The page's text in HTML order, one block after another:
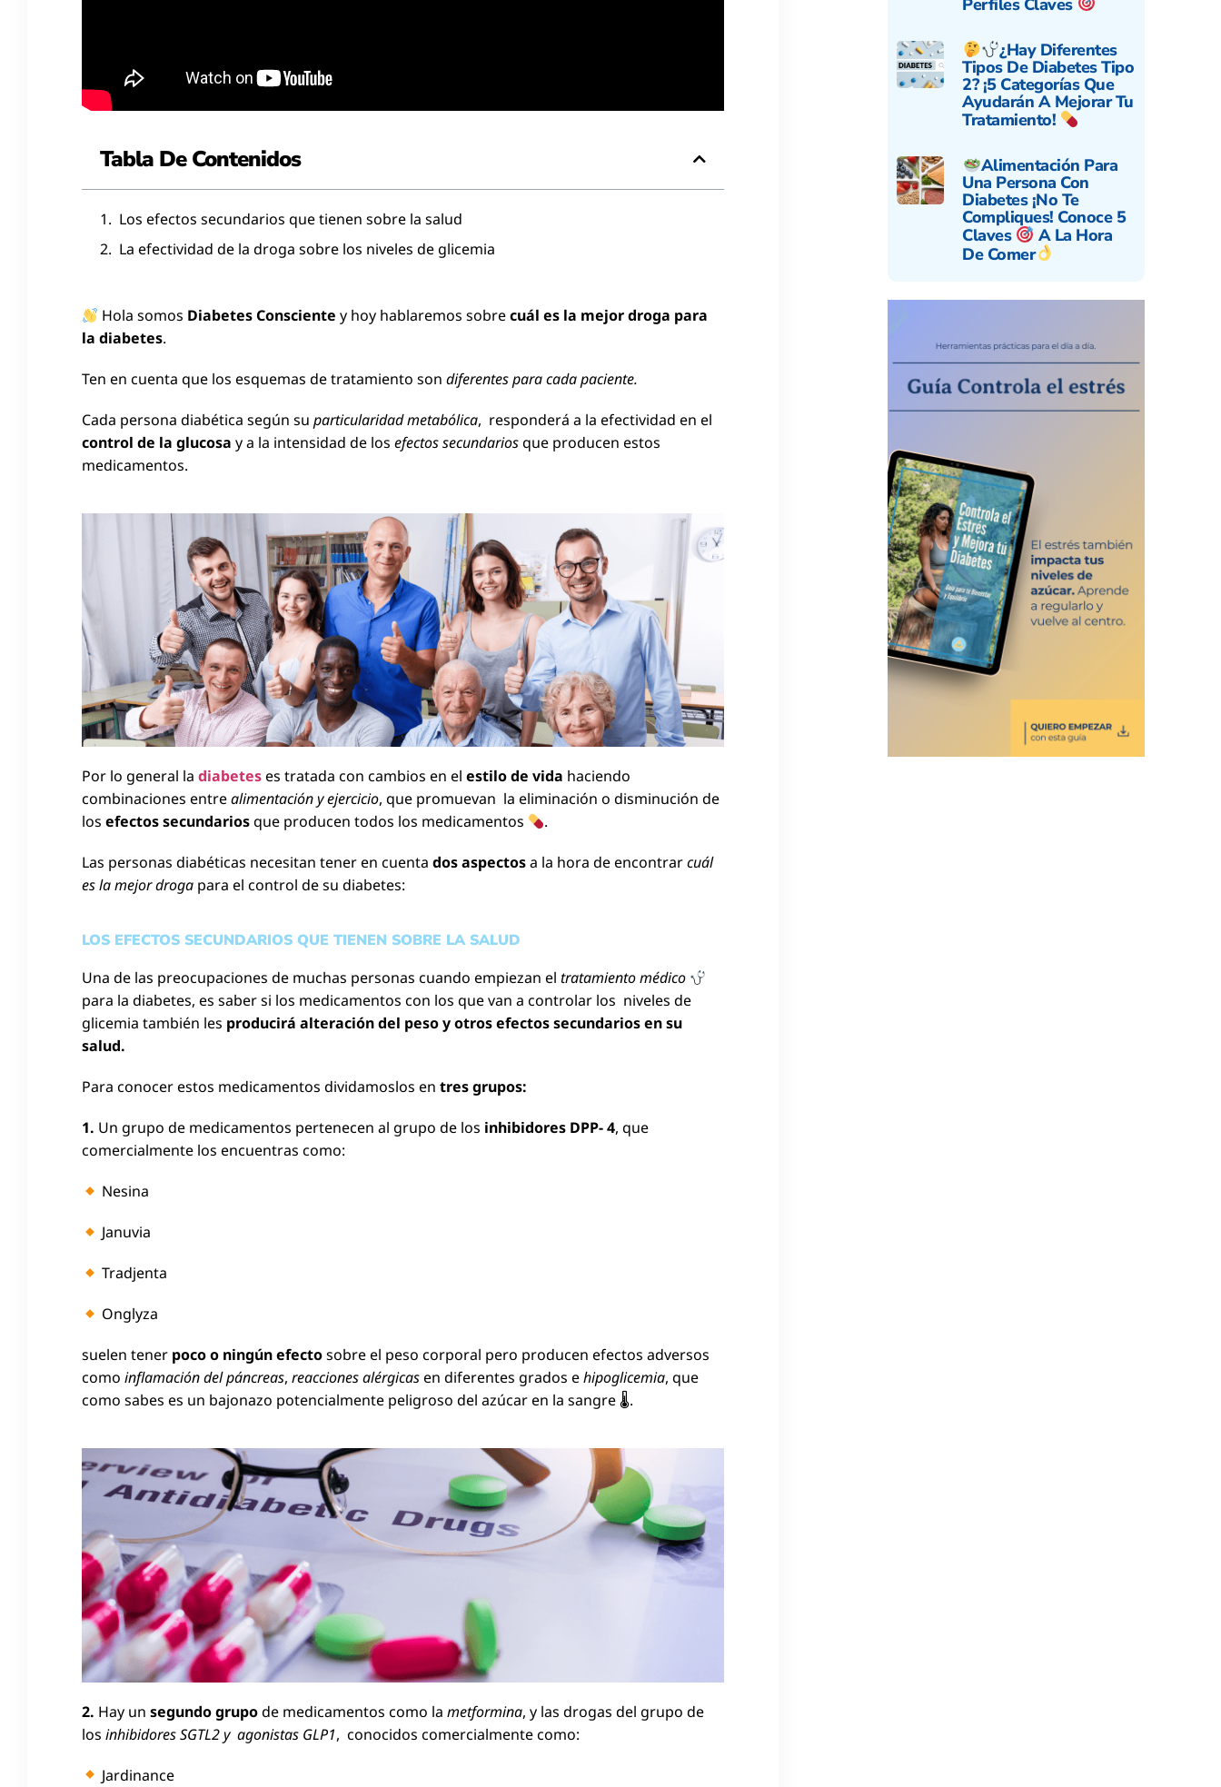
Tabla De Contenidos
Los efectos secundarios que tienen sobre la salud
La efectividad de la droga sobre los niveles de glicemia
Hola somos Diabetes Consciente y hoy hablaremos sobrecuál es la mejor droga para
la diabetes.
Ten en cuenta que los esquemas de tratamiento son diferentes para cada paciente.
Cada persona diabética según su particularidad metabólica, responderá a la efectividad en el
control de la glucosa y a la intensidad de los efectos secundariosque producen estos
medicamentos.
Por lo general la diabeteses tratada con cambios en el estilo de vida haciendo
combinaciones entrealimentación y ejercicio, que promuevan la eliminación o disminución de
los efectos secundariosque producen todos los medicamentos .
Las personas diabéticas necesitan tener en cuenta dos aspectosa la hora de encontrarcuál
es la mejor droga para el control de su diabetes:
LOS EFECTOS SECUNDARIOS QUE TIENEN SOBRE LA SALUD
Una de las preocupaciones de muchas personas cuando empiezan el tratamiento médico
para la diabetes, es saber si los medicamentos con los que van a controlar los niveles de
glicemia también les producirá alteración del peso y otros efectos secundarios en su
salud.
Para conocer estos medicamentos dividamoslos en tres grupos:
1. Un grupo de medicamentos pertenecen al grupo de los inhibidores DPP- 4, que
comercialmente los encuentras como:
Nesina
Januvia
Tradjenta
Onglyza
suelen tener poco o ningún efectosobre el peso corporal pero producen efectos adversos
como inflamación del páncreas, reacciones alérgicasen diferentes grados ehipoglicemia, que
como sabes es un bajonazo potencialmente peligroso del azúcar en la sangre 🌡.
2. Hay un segundo grupode medicamentos como la metformina, y las drogas del grupo de
los inhibidores SGTL2 y agonistas GLP1, conocidos comercialmente como:
Jardinance
¿Hay Diferentes
Tipos De Diabetes Tipo
2? ¡5 Categorías Que
Ayudarán A Mejorar Tu
Tratamiento!
Alimentación Para
Una Persona Con
Diabetes ¡No Te
Compliques! Conoce 5
Claves
A La Hora
De Comer